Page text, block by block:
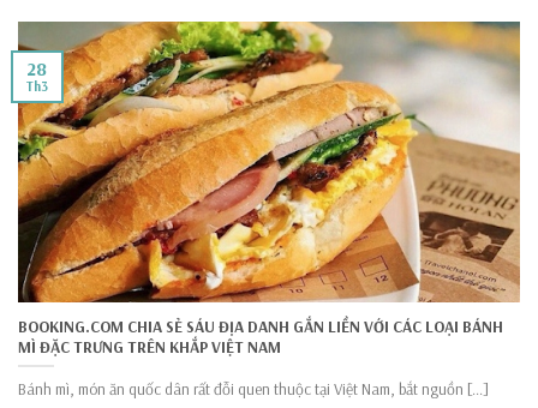
BOOKING.COM CHIA SẺ SÁU ĐỊA DANH GẮN LIỀN VỚI CÁC LOẠI BÁNH
MÌ ĐẶC TRƯNG TRÊN KHẮP VIỆT NAM
Bánh mì, món ăn quốc dân rất đỗi quen thuộc tại Việt Nam, bắt nguồn [...]
28
Th3